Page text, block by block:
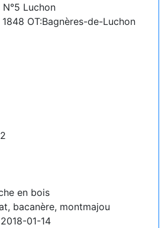
N°5 Luchon
1848 OT:Bagnères-de-Luchon
2
en bois
bacanère, montmajou
2018-01-14